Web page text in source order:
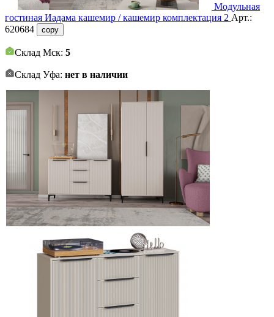
Модульная
гостиная Иадама кашемир / кашемир комплектация 2 Арт.:
620684
copy
Склад Мск: 5
Склад Уфа: нет в наличии